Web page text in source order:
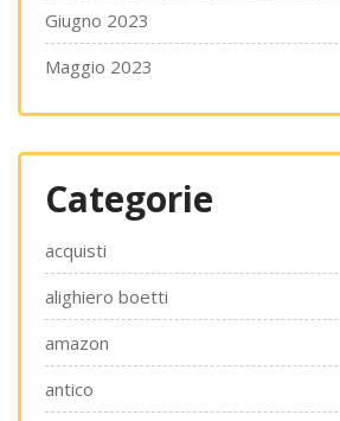
Giugno 2023
Maggio 2023
Categorie
acquisti
alighiero boetti
amazon
antico